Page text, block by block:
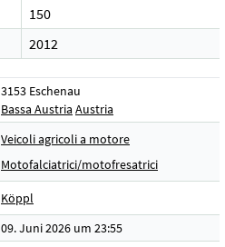
150
2012
3153 Eschenau
Bassa Austria Austria
Veicoli agricoli a motore
Motofalciatrici/motofresatrici
Köppl
09. Juni 2026 um 23:55